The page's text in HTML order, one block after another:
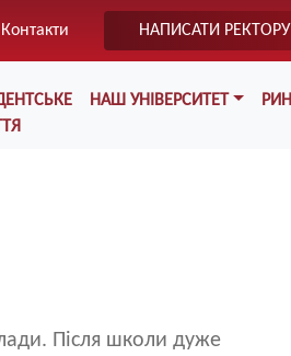
Контакти НАПИСАТИ РЕКТОРУ
НАШ УНІВЕРСИТЕТ
Після школи дуже